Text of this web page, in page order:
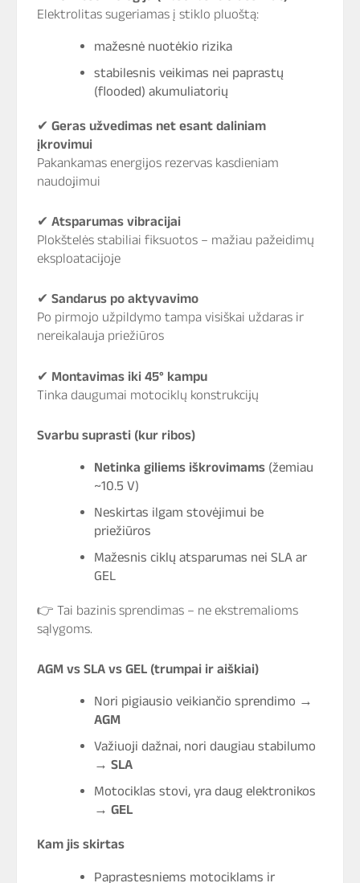
Elektrolitas sugeriamas į stiklo pluoštą:
mažesnė nuotėkio rizika
stabilesnis veikimas nei paprastų
(flooded) akumuliatorių
✔ Geras užvedimas net esant daliniam
įkrovimui
Pakankamas energijos rezervas kasdieniam
naudojimui
✔ Atsparumas vibracijai
Plokštelės stabiliai fiksuotos – mažiau pažeidimų
eksploatacijoje
✔ Sandarus po aktyvavimo
Po pirmojo užpildymo tampa visiškai uždaras ir
nereikalauja priežiūros
✔ Montavimas iki 45° kampu
Tinka daugumai motociklų konstrukcijų
Svarbu suprasti (kur ribos)
Netinka giliems iškrovimams (žemiau
~10.5 V)
Neskirtas ilgam stovėjimui be
priežiūros
Mažesnis ciklų atsparumas nei SLA ar
GEL
👉 Tai bazinis sprendimas – ne ekstremalioms
sąlygoms.
AGM vs SLA vs GEL (trumpai ir aiškiai)
Nori pigiausio veikiančio sprendimo →
AGM
Važiuoji dažnai, nori daugiau stabilumo
→ SLA
Motociklas stovi, yra daug elektronikos
→ GEL
Kam jis skirtas
Paprastesniems motociklams ir